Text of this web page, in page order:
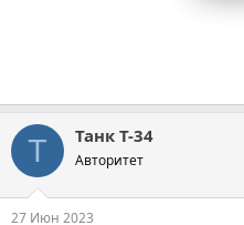
Т Танк Т-34
Авторитет
27 Июн 2023